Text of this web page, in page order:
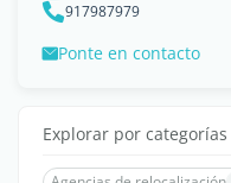
917987979
Ponte en contacto
Explorar por categorías